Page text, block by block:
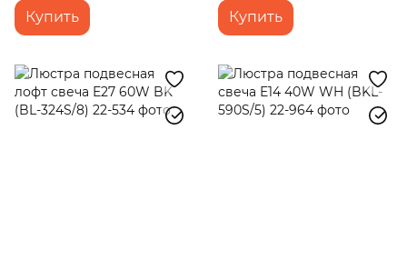
Купить Купить